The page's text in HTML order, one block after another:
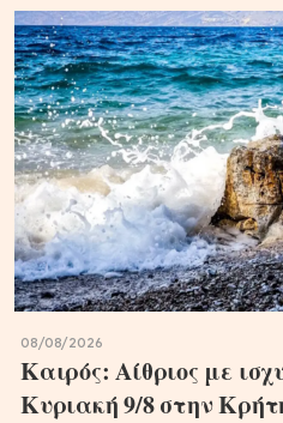
08/08/2026
Καιρός: Αίθριος με
Κυριακή 9/8 στην